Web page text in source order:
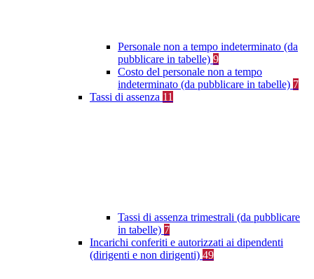
Personale non a tempo indeterminato (da
pubblicare in tabelle) 9
Costo del personale non a tempo
indeterminato (da pubblicare in tabelle) 7
Tassi di assenza 11
Tassi di assenza trimestrali (da pubblicare
in tabelle) 7
Incarichi conferiti e autorizzati ai dipendenti
(dirigenti e non dirigenti) 49